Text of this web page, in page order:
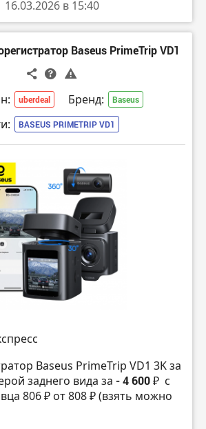
16.03.2026 в 15:40
Baseus PrimeTrip VD1
uberdeal Бренд: Baseus
BASEUS PRIMETRIP VD1
Baseus PrimeTrip VD1 3K за
заднего вида за - 4 600 ₽ с
806 ₽ от 808 ₽ (взять можно